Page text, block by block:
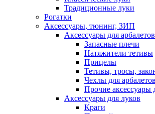
Традиционные луки
Рогатки
Аксессуары, тюнинг, ЗИП
Аксессуары для арбалетов
Запасные плечи
Натяжители тетивы
Прицелы
Тетивы, тросы,
Чехлы для арбалетов
Прочие аксессуары
Аксессуары для луков
Краги